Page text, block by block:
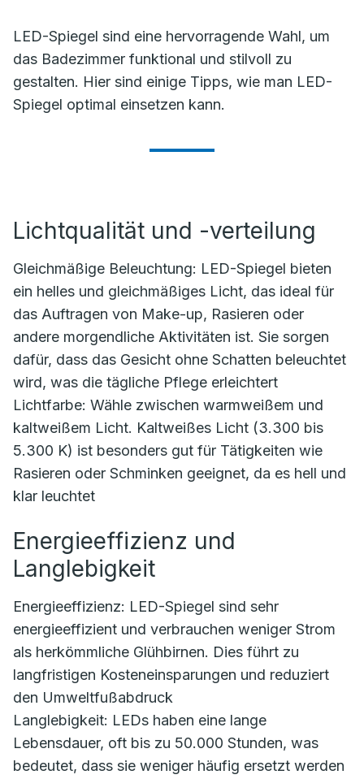
LED-Spiegel sind eine hervorragende Wahl, um
das Badezimmer funktional und stilvoll zu
gestalten. Hier sind einige Tipps, wie man LED-
Spiegel optimal einsetzen kann.
Lichtqualität und -verteilung
Gleichmäßige Beleuchtung: LED-Spiegel bieten
ein helles und gleichmäßiges Licht, das ideal für
das Auftragen von Make-up, Rasieren oder
andere morgendliche Aktivitäten ist. Sie sorgen
dafür, dass das Gesicht ohne Schatten beleuchtet
wird, was die tägliche Pflege erleichtert
Lichtfarbe: Wähle zwischen warmweißem und
kaltweißem Licht. Kaltweißes Licht (3.300 bis
5.300 K) ist besonders gut für Tätigkeiten wie
Rasieren oder Schminken geeignet, da es hell und
klar leuchtet
Energieeffizienz und
Langlebigkeit
Energieeffizienz: LED-Spiegel sind sehr
energieeffizient und verbrauchen weniger Strom
als herkömmliche Glühbirnen. Dies führt zu
langfristigen Kosteneinsparungen und reduziert
den Umweltfußabdruck
Langlebigkeit: LEDs haben eine lange
Lebensdauer, oft bis zu 50.000 Stunden, was
bedeutet, dass sie weniger häufig ersetzt werden